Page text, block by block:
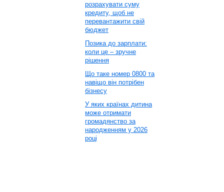
розрахувати суму
кредиту, щоб не
перевантажити свій
бюджет
Позика до зарплати:
коли це – зручне
рішення
Що таке номер 0800 та
навіщо він потрібен
бізнесу
У яких країнах дитина
може отримати
громадянство за
народженням у 2026
році